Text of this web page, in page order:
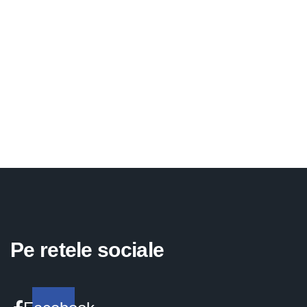
Pe retele sociale